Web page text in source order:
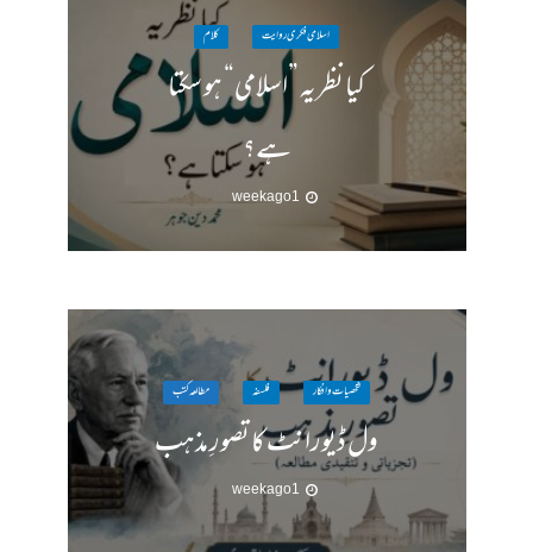
اسلامی فکری روایت کلام
کیا نظریہ ”اسلامی“ ہو سکتا
ہے؟
1 week ago
شخصیات وافکار فلسفہ مطالعہ کتب
ول ڈیورانٹ کا تصورِ مذہب
1 week ago